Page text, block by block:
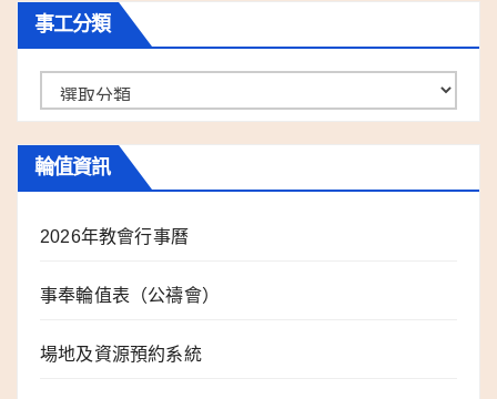
事工分類
工
分
輪值資訊
2026年教會行事曆
事奉輪值表（公禱會）
場地及資源預約系統